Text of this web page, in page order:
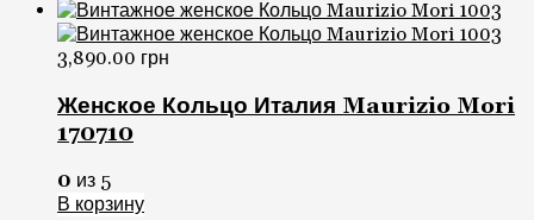
3,890.00 грн
Женское Кольцо Италия Maurizio Mori
170710
0 из 5
В корзину